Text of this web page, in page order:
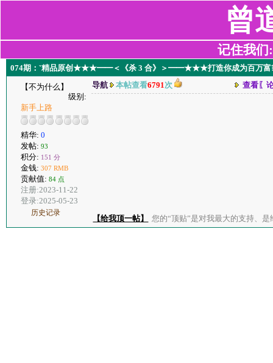
曾
记住我们
074期：ˇ精品原创★★★━━＜《杀 3 合》＞━━★★★打造你成为百万富
【不为什么】
级别:
新手上路
精华: 0
发帖: 93
积分: 151 分
金钱: 307 RMB
贡献值: 84 点
注册:2023-11-22
登录:2025-05-23
历史记录
导航 本帖查看6791次 查看〖
【给我顶一帖】 您的“顶贴”是对我最大的支持、